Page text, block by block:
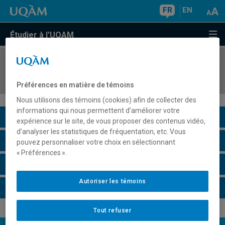
FR EN
Étudier à l'UQAM
COURS//
Description du cours
Horaire - Été 2026
Préférences en matière de témoins
Nous utilisons des témoins (cookies) afin de collecter des
informations qui nous permettent d’améliorer votre
expérience sur le site, de vous proposer des contenus vidéo,
d’analyser les statistiques de fréquentation, etc. Vous
pouvez personnaliser votre choix en sélectionnant
« Préférences ».
Tout refuser
Autoriser les témoins